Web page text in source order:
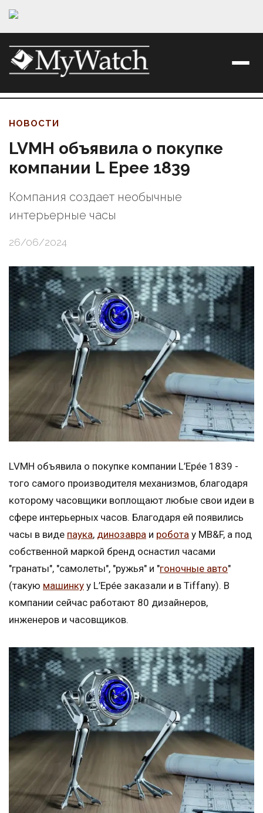
НОВОСТИ
LVMH объявила о покупке
компании L Epee 1839
Компания создает необычные
интерьерные часы
26/06/2024
LVMH объявила о покупке компании L’Epée 1839 -
того самого производителя механизмов, благодаря
которому часовщики воплощают любые свои идеи в
сфере интерьерных часов. Благодаря ей появились
часы в виде паука, динозавра и робота у MB&F, а под
собственной маркой бренд оснастил часами
"гранаты", "самолеты", "ружья" и "гоночные авто"
(такую машинку у L’Epée заказали и в Tiffany). В
компании сейчас работают 80 дизайнеров,
инженеров и часовщиков.